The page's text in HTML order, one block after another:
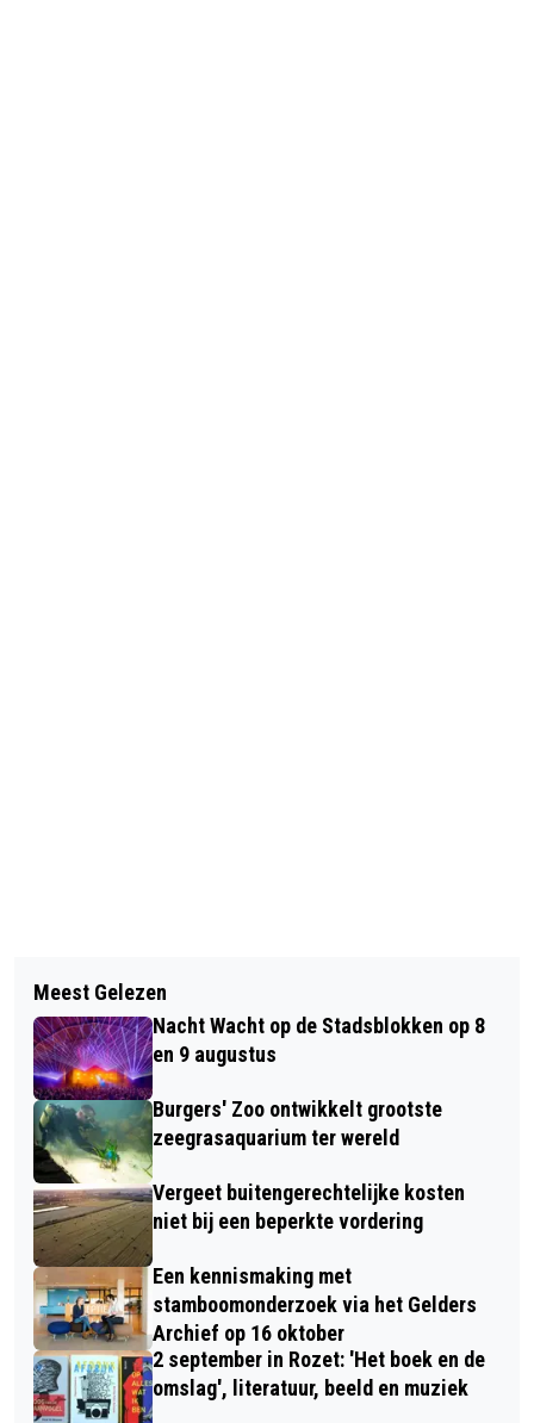
RUIM €4.5 MILJOEN EXTRA VOOR
VERDUURZAMEN EIGEN WONINGEN
ARNHEM KIEST VOOR 'WONEN EERST':
VASTE WOONPLEK ALS BASIS
Meest Gelezen
Nacht Wacht op de Stadsblokken op 8
en 9 augustus
Burgers' Zoo ontwikkelt grootste
zeegrasaquarium ter wereld
Vergeet buitengerechtelijke kosten
niet bij een beperkte vordering
Een kennismaking met
stamboomonderzoek via het Gelders
Archief op 16 oktober
2 september in Rozet: 'Het boek en de
omslag', literatuur, beeld en muziek